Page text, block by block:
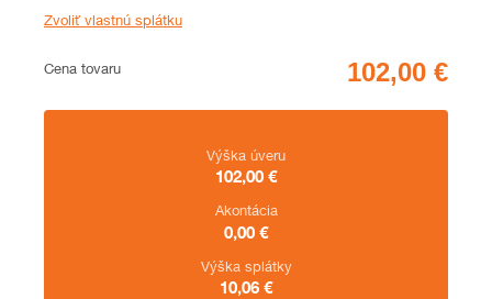
Zvoliť vlastnú splátku
Cena
Cena tovaru
Zhrnutie
Výška úveru
102,00 €
Akontácia
0,00 €
Výška splátky
10,06 €